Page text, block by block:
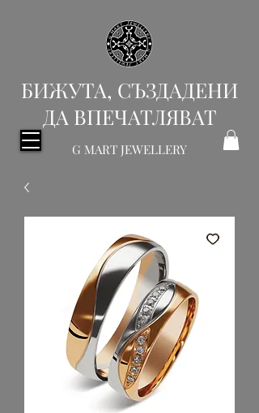
БИЖУТА, СЪЗДАДЕНИ
ДА ВПЕЧАТЛЯВАТ
G MART JEWELLERY